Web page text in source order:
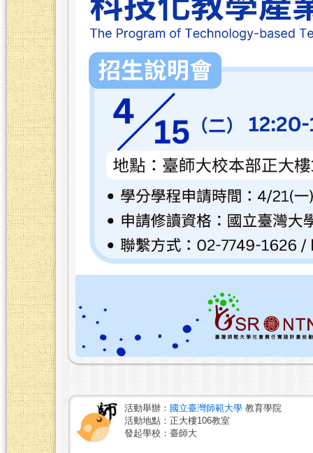
活動舉辦： 國立臺灣師範大學 教育學院
活動地點：正大樓106教室
發起學校：臺師大